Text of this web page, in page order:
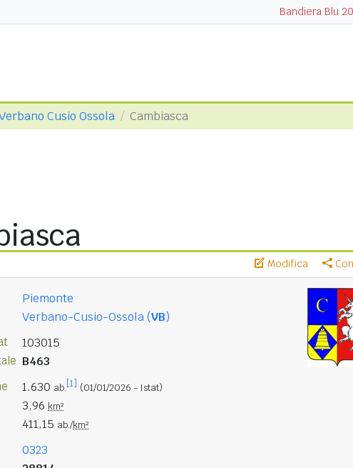
Bandiera Blu
Cusio Ossola Cambiasca
Modifica
Piemonte
Verbano-Cusio-Ossola (VB)
103015
B463
1.630 ab. [1] (01/01/2026 - Istat)
3,96 km²
411,15 ab./km²
0323